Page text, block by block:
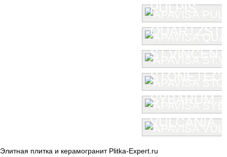
PULPIS
ST.VINCENT
SYBARUM
VULCANIA
Элитная плитка и керамогранит Plitka-Expert.ru